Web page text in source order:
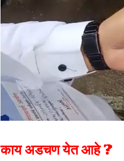
काय अडचण येत आहे ?